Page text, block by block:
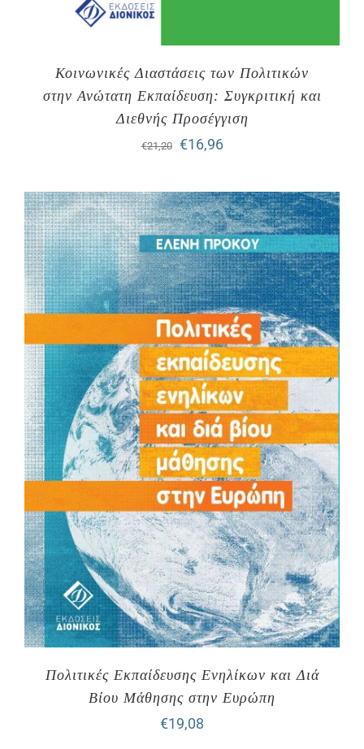
Κοινωνικές Διαστάσεις των Πολιτικών
στην Ανώτατη Εκπαίδευση: Συγκριτική και
Διεθνής Προσέγγιση
€21,20
Original
was:
€21,20.
€16,96Η
τιμή
είναι:
€16,96.
Πολιτικές Εκπαίδευσης Ενηλίκων και Διά
Βίου Μάθησης στην Ευρώπη
€19,08